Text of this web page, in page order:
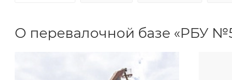
О перевалочной базе «РБУ